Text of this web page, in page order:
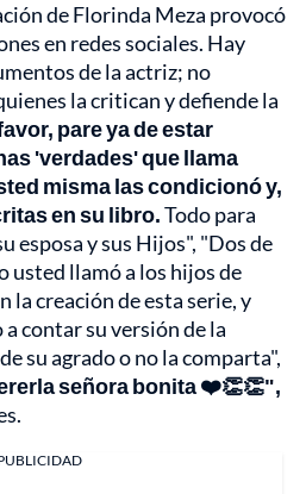
de Florinda Meza provocó
en redes sociales. Hay
de la actriz; no
la critican y defiende la
pare ya de estar
'verdades' que llama
misma las condicionó y,
en su libro.Todo para
esposa y sus Hijos", "Dos de
usted llamó a los hijos de
creación de esta serie, y
contar su versión de la
su agrado o no la comparta",
señora bonita ❤️👏👏",